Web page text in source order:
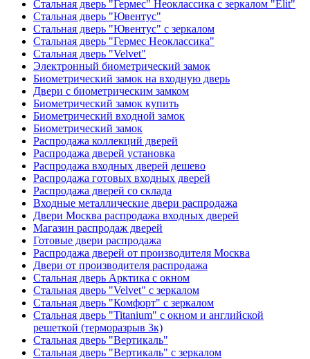
Стальная дверь "Гермес" Неоклассика с зеркалом "Elit"
Стальная дверь "Ювентус"
Стальная дверь "Ювентус" с зеркалом
Стальная дверь "Гермес Неоклассика"
Стальная дверь "Velvet"
Электронный биометрический замок
Биометрический замок на входную дверь
Двери с биометрическим замком
Биометрический замок купить
Биометрический входной замок
Биометрический замок
Распродажа коллекций дверей
Распродажа дверей установка
Распродажа входных дверей дешево
Распродажа готовых входных дверей
Распродажа дверей со склада
Входные металлические двери распродажа
Двери Москва распродажа входных дверей
Магазин распродаж дверей
Готовые двери распродажа
Распродажа дверей от производителя Москва
Двери от производителя распродажа
Стальная дверь Арктика с окном
Стальная дверь "Velvet" с зеркалом
Стальная дверь "Комфорт" с зеркалом
Стальная дверь "Titanium" с окном и английской
решеткой (терморазрыв 3к)
Стальная дверь "Вертикаль"
Стальная дверь "Вертикаль" с зеркалом